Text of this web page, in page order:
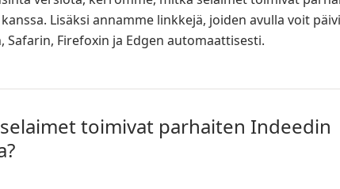
Lisäksi annamme linkkejä, joiden avulla voit
Safarin, Firefoxin ja Edgen automaattisesti.
toimivat parhaiten Indeedin